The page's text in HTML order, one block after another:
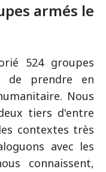
armés le
524 groupes
de prendre en
Nous
tiers d'entre
contextes très
avec les
connaissent,